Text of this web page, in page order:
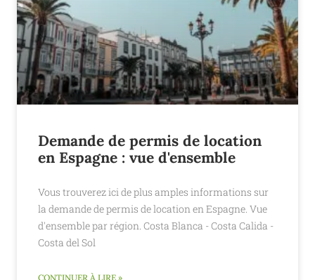
Demande de permis de location
en Espagne : vue d'ensemble
Vous trouverez ici de plus amples informations sur
la demande de permis de location en Espagne. Vue
d'ensemble par région. Costa Blanca - Costa Calida -
Costa del Sol
CONTINUER À LIRE »